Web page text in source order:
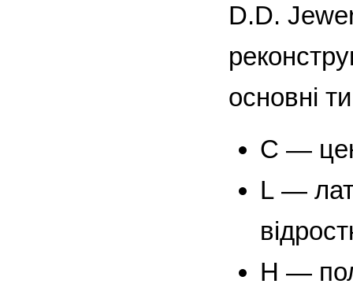
D.D.
основні
C —
L —
H —